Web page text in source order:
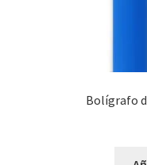
Bolígrafo